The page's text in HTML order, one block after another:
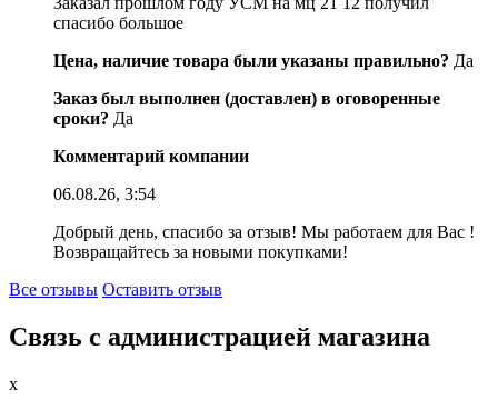
спасибо большое
Цена, наличие товара были указаны правильно? Да
Заказ был выполнен (доставлен) в оговоренные
сроки? Да
Комментарий компании
06.08.26, 3:54
Добрый день, спасибо за отзыв! Мы работаем для Вас !
Возвращайтесь за новыми покупками!
Все отзывы Оставить отзыв
Связь с администрацией магазина
x